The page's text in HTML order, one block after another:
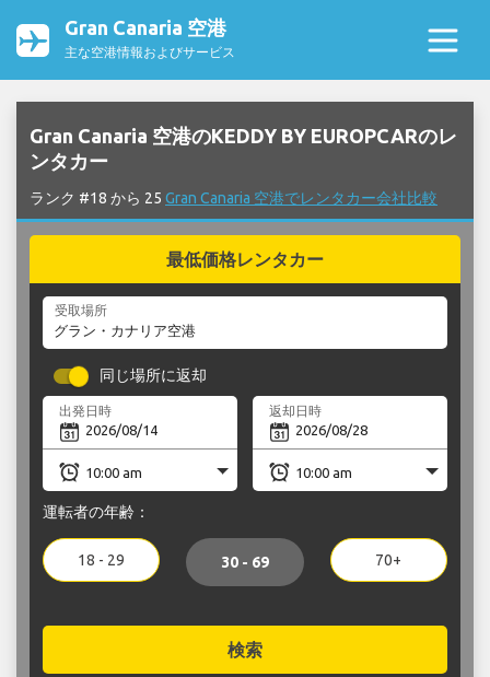
Gran Canaria 空港
主な空港情報およびサービス
Gran Canaria 空港のKEDDY BY EUROPCARのレ
ンタカー
ランク #18 から 25 Gran Canaria 空港でレンタカー会社比較
最低価格レンタカー
受取場所
同じ場所に返却
出発日時 返却日時
運転者の年齢：
18 - 29 30 - 69 70+
検索